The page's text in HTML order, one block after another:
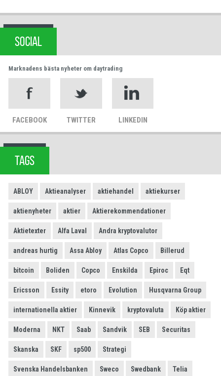
SOCIAL
Marknadens bästa nyheter om daytrading
FACEBOOK TWITTER LINKEDIN
TAGS
ABLOY Aktieanalyser aktiehandel aktiekurser
aktienyheter aktier Aktierekommendationer
Aktietexter Alfa Laval Andra kryptovalutor
andreas hurtig Assa Abloy Atlas Copco Billerud
bitcoin Boliden Copco Enskilda Epiroc Eqt
Ericsson Essity etoro Evolution Husqvarna Group
internationella aktier Kinnevik kryptovaluta Köp aktier
Moderna NKT Saab Sandvik SEB Securitas
Skanska SKF sp500 Strategi
Svenska Handelsbanken Sweco Swedbank Telia